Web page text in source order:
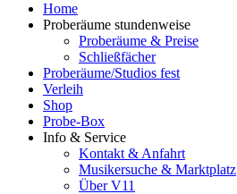
Home
Proberäume stundenweise
Proberäume & Preise
Schließfächer
Proberäume/Studios fest
Verleih
Shop
Probe-Box
Info & Service
Kontakt & Anfahrt
Musikersuche & Marktplatz
Über V11